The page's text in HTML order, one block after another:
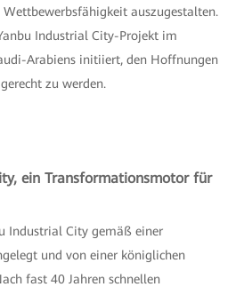
auszugestalten.
Industrial City-Projekt im
Arabiens initiiert, den Hoffnungen
zu werden.
ein Transformationsmotor für
Industrial City gemäß einer
und von einer königlichen
fast 40 Jahren schnellen